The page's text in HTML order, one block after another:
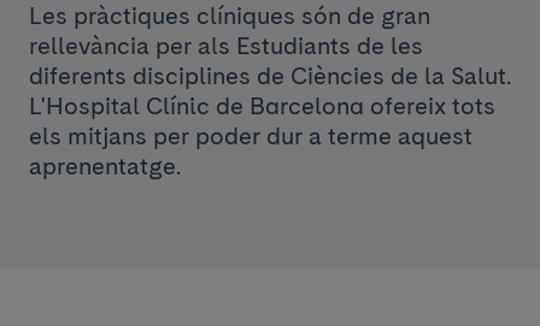
Les pràctiques clíniques són de gran
rellevància per als Estudiants de les
diferents disciplines de Ciències de la Salut.
L'Hospital Clínic de Barcelona ofereix tots
els mitjans per poder dur a terme aquest
aprenentatge.